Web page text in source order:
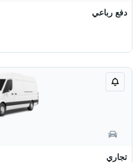
دفع رباعي
تجاري